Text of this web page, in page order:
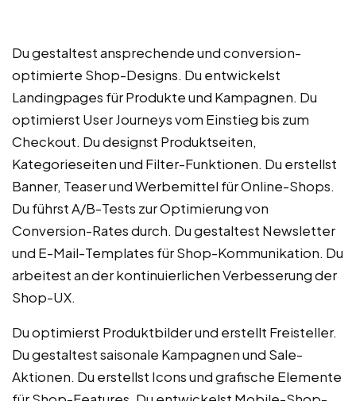
Du gestaltest ansprechende und conversion-
optimierte Shop-Designs. Du entwickelst
Landingpages für Produkte und Kampagnen. Du
optimierst User Journeys vom Einstieg bis zum
Checkout. Du designst Produktseiten,
Kategorieseiten und Filter-Funktionen. Du erstellst
Banner, Teaser und Werbemittel für Online-Shops.
Du führst A/B-Tests zur Optimierung von
Conversion-Rates durch. Du gestaltest Newsletter
und E-Mail-Templates für Shop-Kommunikation. Du
arbeitest an der kontinuierlichen Verbesserung der
Shop-UX.
Du optimierst Produktbilder und erstellt Freisteller.
Du gestaltest saisonale Kampagnen und Sale-
Aktionen. Du erstellst Icons und grafische Elemente